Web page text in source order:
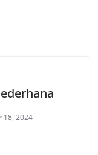
18, 2024